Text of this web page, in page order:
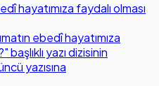
hayatımıza faydalı olması
ebedî hayatımıza
başlıklı yazı dizisinin
yazısına